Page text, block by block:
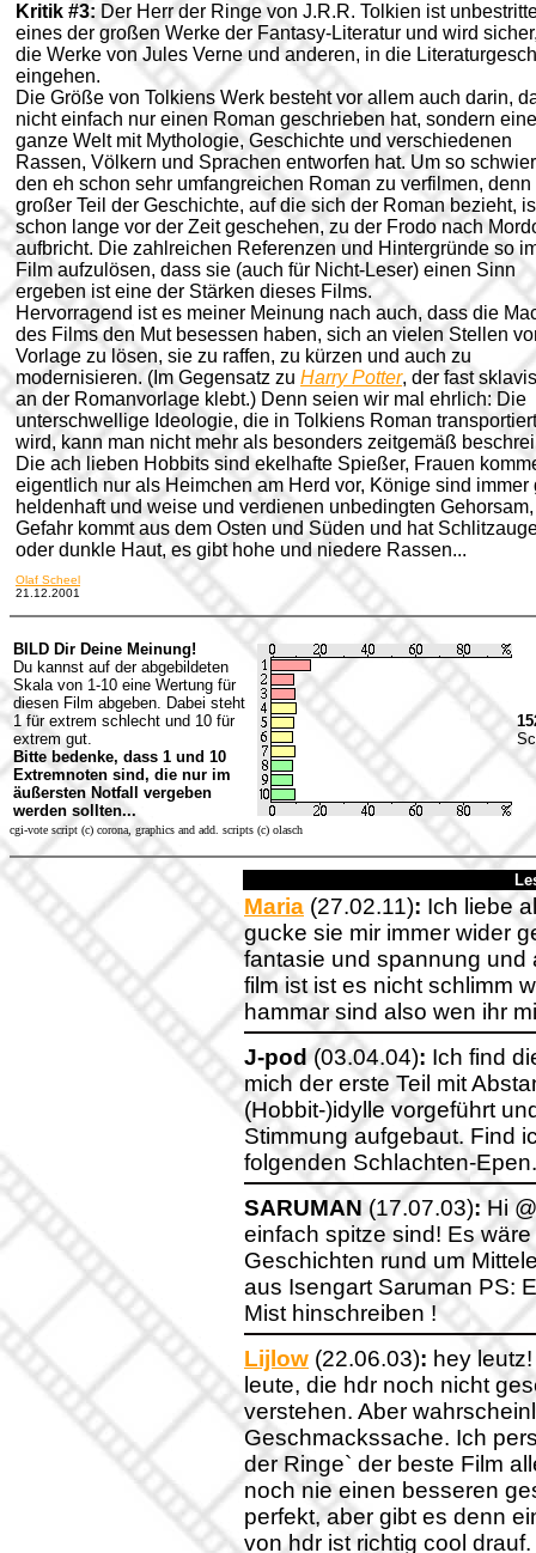
Kritik #3:Der Herr der Ringe von J.R.R. Tolkien ist
eines der großen Werke der Fantasy-Literatur und wird
die Werke von Jules Verne und anderen, in die
eingehen.
Die Größe von Tolkiens Werk besteht vor allem auch darin,
nicht einfach nur einen Roman geschrieben hat, sondern eine
ganze Welt mit Mythologie, Geschichte und verschiedenen
Rassen, Völkern und Sprachen entworfen hat. Um so
den eh schon sehr umfangreichen Roman zu verfilmen, denn
großer Teil der Geschichte, auf die sich der Roman bezieht,
schon lange vor der Zeit geschehen, zu der Frodo nach
aufbricht. Die zahlreichen Referenzen und Hintergründe so
Film aufzulösen, dass sie (auch für Nicht-Leser) einen Sinn
ergeben ist eine der Stärken dieses Films.
Hervorragend ist es meiner Meinung nach auch, dass die
des Films den Mut besessen haben, sich an vielen Stellen
Vorlage zu lösen, sie zu raffen, zu kürzen und auch zu
modernisieren. (Im Gegensatz zu Harry Potter, der fast
an der Romanvorlage klebt.) Denn seien wir mal ehrlich: Die
unterschwellige Ideologie, die in Tolkiens Roman transportiert
wird, kann man nicht mehr als besonders zeitgemäß
Die ach lieben Hobbits sind ekelhafte Spießer, Frauen
eigentlich nur als Heimchen am Herd vor, Könige sind immer
heldenhaft und weise und verdienen unbedingten
Gefahr kommt aus dem Osten und Süden und hat
oder dunkle Haut, es gibt hohe und niedere Rassen...
Olaf Scheel
21.12.2001
BILD Dir Deine Meinung!
Du kannst auf der abgebildeten
Skala von 1-10 eine Wertung für
diesen Film abgeben. Dabei steht
1 für extrem schlecht und 10 für
extrem gut.
Bitte bedenke, dass 1 und 10
Extremnoten sind, die nur im
äußersten Notfall vergeben
werden sollten...
cgi-vote script (c) corona, graphics and add. scripts (c) olasch
Maria (27.02.11): Ich liebe
gucke sie mir immer wider
fantasie und spannung und
film ist ist es nicht schlimm
hammar sind also wen ihr
J-pod (03.04.04): Ich find
mich der erste Teil mit
(Hobbit-)idylle vorgeführt
Stimmung aufgebaut. Find
folgenden Schlachten-Epen.
SARUMAN (17.07.03):Hi
einfach spitze sind! Es
Geschichten rund um
aus Isengart Saruman PS:
Mist hinschreiben !
Lijlow (22.06.03): hey
leute, die hdr noch nicht
verstehen. Aber
Geschmackssache. Ich
der Ringe` der beste Film
noch nie einen besseren
perfekt, aber gibt es denn
von hdr ist richtig cool